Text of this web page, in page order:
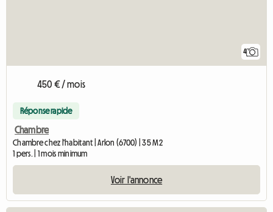
4
450 € / mois
Réponse rapide
Chambre
Chambre chez l'habitant | Arlon (6700) | 35 M2
1 pers. | 1 mois minimum
Voir l'annonce